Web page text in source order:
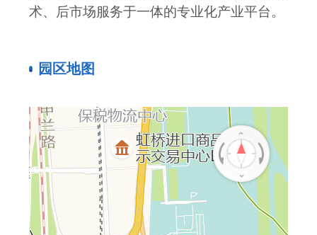
术、后市场服务于一体的专业化产业平台。
园区地图